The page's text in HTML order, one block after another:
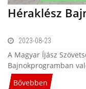
Héraklész
2023-08-23
A Magyar Íjász
Bajnokprogramban
Bővebben